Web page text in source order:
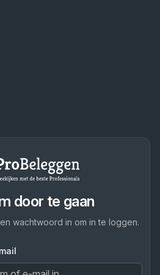
door te gaan
wachtwoord in om in te loggen.